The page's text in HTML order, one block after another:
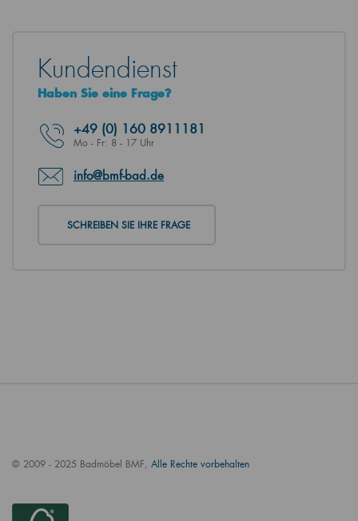
Kundendienst
Haben Sie eine Frage?
+49 (0) 160 8911181
Mo - Fr: 8 - 17 Uhr
info@bmf-bad.de
SCHREIBEN SIE IHRE FRAGE
© 2009 - 2025 Badmöbel BMF, Alle Rechte vorbehalten